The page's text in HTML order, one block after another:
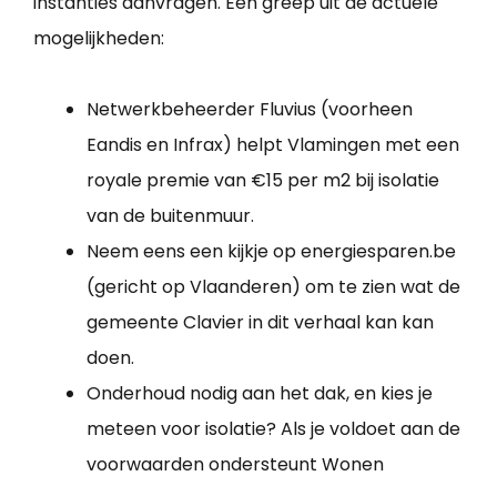
mogelijkheden:
Netwerkbeheerder Fluvius (voorheen
Eandis en Infrax) helpt Vlamingen met een
royale premie van €15 per m2 bij isolatie
van de buitenmuur.
Neem eens een kijkje op energiesparen.be
(gericht op Vlaanderen) om te zien wat de
gemeente Clavier in dit verhaal kan kan
doen.
Onderhoud nodig aan het dak, en kies je
meteen voor isolatie? Als je voldoet aan de
voorwaarden ondersteunt Wonen